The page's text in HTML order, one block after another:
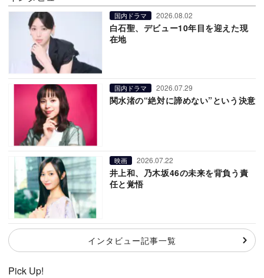
国内ドラマ 2026.08.02
白石聖、デビュー10年目を迎えた現
在地
国内ドラマ 2026.07.29
関水渚の“絶対に諦めない”という決意
映画 2026.07.22
井上和、乃木坂46の未来を背負う責
任と覚悟
インタビュー記事一覧
Pick Up!